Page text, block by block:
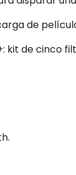
de
kit de cinco